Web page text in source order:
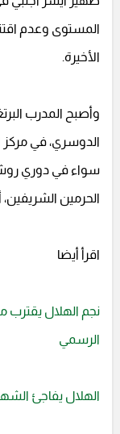
المستوى وعدم
الأخيرة.
وأصبح المدرب
الدوسري، في مركز
سواء في دوري
الحرمين
اقرأ أيضا
نجم الهلال يقترب
الرسمي
الهلال يفاجئ